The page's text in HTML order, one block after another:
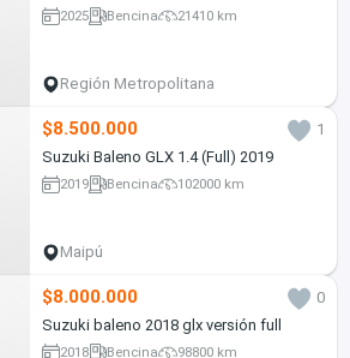
2025 Bencina 21410 km
Región Metropolitana
$8.500.000
1
Suzuki Baleno GLX 1.4 (Full) 2019
2019 Bencina 102000 km
Maipú
$8.000.000
0
Suzuki baleno 2018 glx versión full
2018 Bencina 98800 km